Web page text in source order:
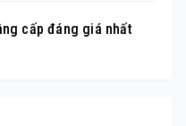
cấp đáng giá nhất